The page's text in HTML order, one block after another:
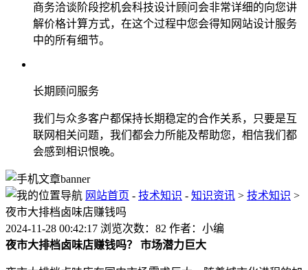
商务洽谈阶段挖机会科技设计顾问会非常详细的向您讲
解价格计算方式，在这个过程中您会得知网站设计服务
中的所有细节。
长期顾问服务
我们与众多客户都保持长期稳定的合作关系，只要是互
联网相关问题，我们都会力所能及帮助您，相信我们都
会感到相识恨晚。
网站首页 - 技术知识 - 知识资讯 > 技术知识 >
夜市大排档卤味店赚钱吗
2024-11-28 00:42:17 浏览次数：82 作者：小编
夜市大排档卤味店赚钱吗？
市场潜力巨大